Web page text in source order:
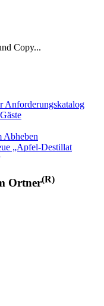
Copy...
Anforderungskatalog
Abheben
„Apfel-Destillat
Ortner(R)